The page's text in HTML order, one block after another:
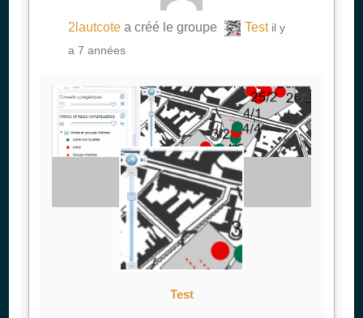
2lautcote a créé le groupe Test il y
a 7 années
Test